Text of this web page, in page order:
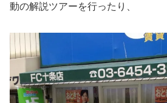
動の解説ツアーを行ったり、